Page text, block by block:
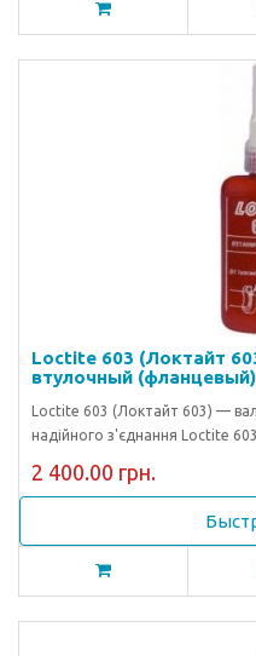
Loctite 603 (Локтайт
втулочный (фланцевый)
Loctite 603 (Локтайт 603) —
надійного з'єднання Loctite
2 400.00 грн.